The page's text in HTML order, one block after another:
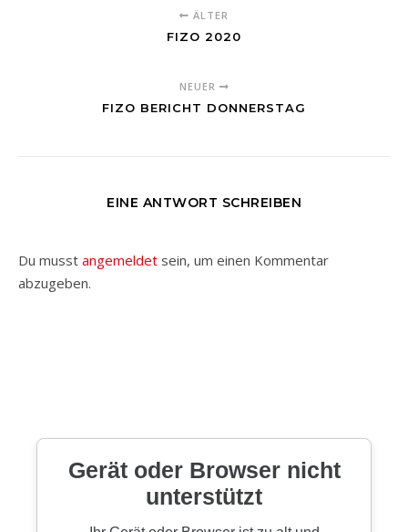
ÄLTER
FIZO 2020
NEUER
FIZO BERICHT DONNERSTAG
EINE ANTWORT SCHREIBEN
Du musst angemeldet sein, um einen Kommentar
abzugeben.